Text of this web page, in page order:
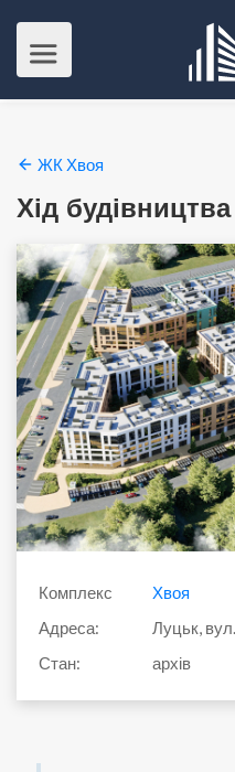
ЖК Хвоя
Хід
Комплекс
Хвоя
Адреса:
Луцьк,
Стан:
архів